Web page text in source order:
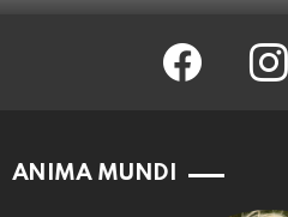
facebook
ANIMA MUNDI